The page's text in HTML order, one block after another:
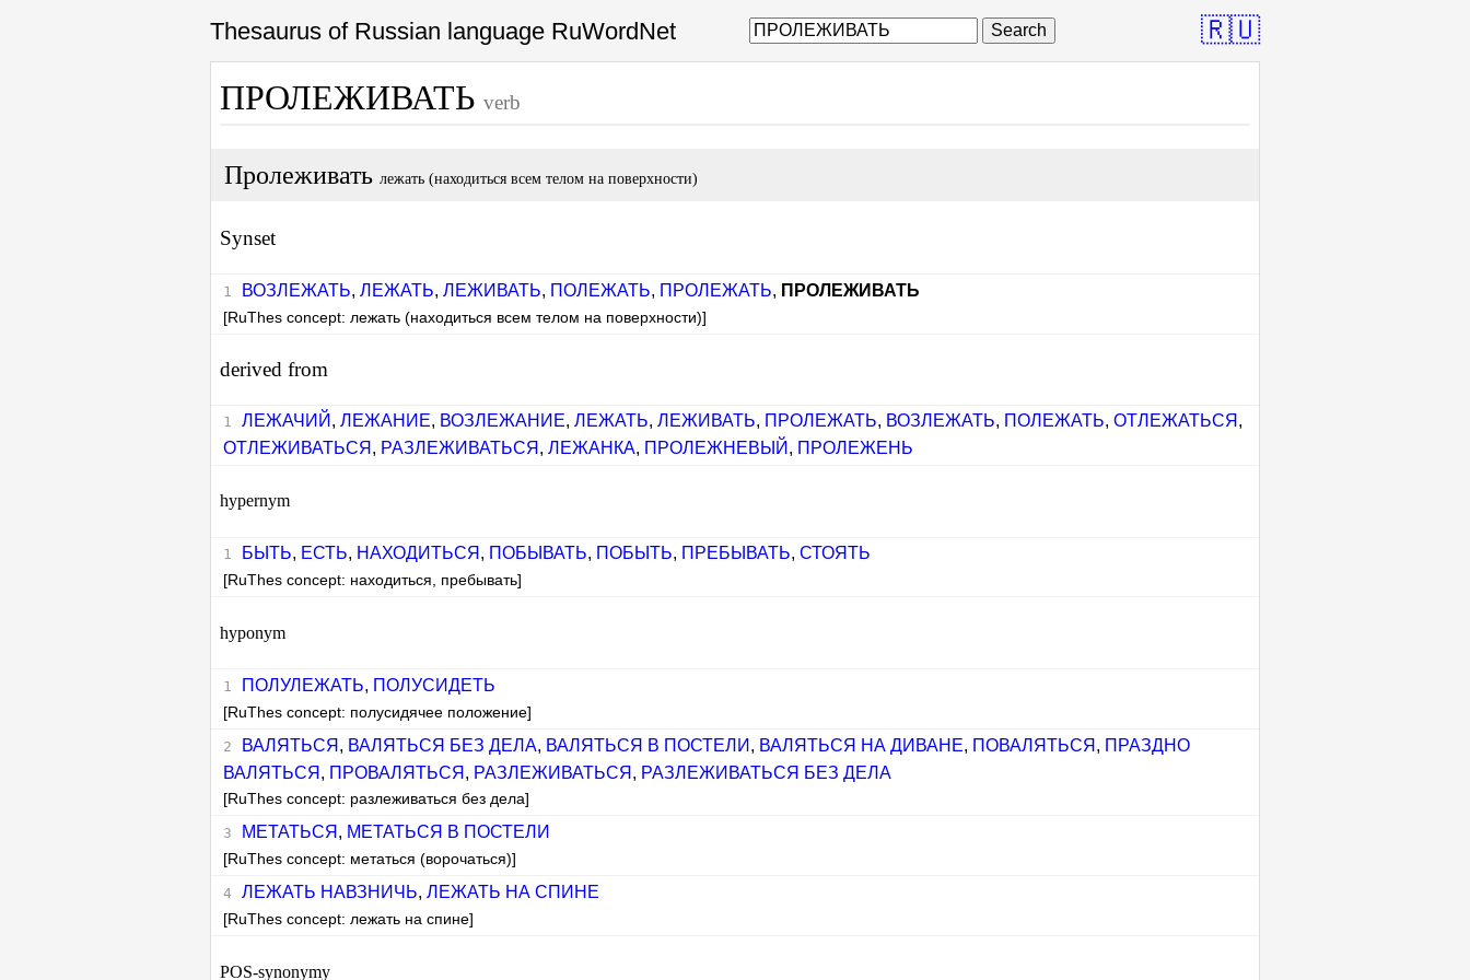
Thesaurus of Russian language RuWordNet Search 🇷🇺
ПРОЛЕЖИВАТЬ verb
Пролеживать лежать (находиться всем телом на поверхности)
Synset
ВОЗЛЕЖАТЬ, ЛЕЖАТЬ, ЛЕЖИВАТЬ, ПОЛЕЖАТЬ, ПРОЛЕЖАТЬ, ПРОЛЕЖИВАТЬ
[RuThes concept: лежать (находиться всем телом на поверхности)]
derived from
ЛЕЖАЧИЙ , ЛЕЖАНИЕ, ВОЗЛЕЖАНИЕ, ЛЕЖАТЬ, ЛЕЖИВАТЬ, ПРОЛЕЖАТЬ, ВОЗЛЕЖАТЬ, ПОЛЕЖАТЬ, ОТЛЕЖАТЬСЯ ,
ОТЛЕЖИВАТЬСЯ , РАЗЛЕЖИВАТЬСЯ ,ЛЕЖАНКА, ПРОЛЕЖНЕВЫЙ , ПРОЛЕЖЕНЬ
hypernym
БЫТЬ, ЕСТЬ, НАХОДИТЬСЯ , ПОБЫВАТЬ, ПОБЫТЬ, ПРЕБЫВАТЬ, СТОЯТЬ
[RuThes concept: находиться, пребывать]
hyponym
ПОЛУЛЕЖАТЬ, ПОЛУСИДЕТЬ
[RuThes concept: полусидячее положение]
ВАЛЯТЬСЯ , ВАЛЯТЬСЯ БЕЗ ДЕЛА, ВАЛЯТЬСЯ В ПОСТЕЛИ , ВАЛЯТЬСЯ НА ДИВАНЕ, ПОВАЛЯТЬСЯ , ПРАЗДНО
ВАЛЯТЬСЯ , ПРОВАЛЯТЬСЯ , РАЗЛЕЖИВАТЬСЯ , РАЗЛЕЖИВАТЬСЯ БЕЗ ДЕЛА
[RuThes concept: разлеживаться без дела]
МЕТАТЬСЯ , МЕТАТЬСЯ В ПОСТЕЛИ
[RuThes concept: метаться (ворочаться)]
ЛЕЖАТЬ НАВЗНИЧЬ, ЛЕЖАТЬ НА СПИНЕ
[RuThes concept: лежать на спине]
POS-synonymy